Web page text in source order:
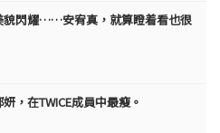
貌閃耀……安宥真，就算瞪着看也很
，在TWICE成員中最瘦。